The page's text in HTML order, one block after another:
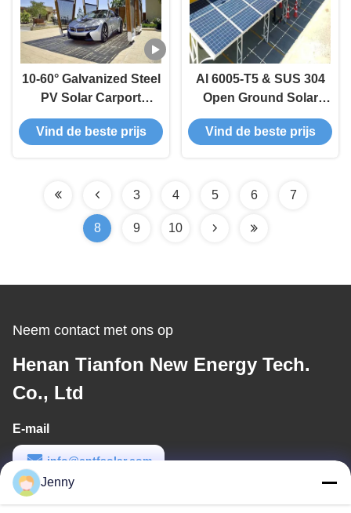
10-60° Galvanized Steel
PV Solar Carport
Mounting Systems
Vind de beste prijs
Al 6005-T5 & SUS 304
Open Ground Solar
Carport Mounting
System
Vind de beste prijs
3 4 5 6 7
8 9 10
Neem contact met ons op
Henan Tianfon New Energy Tech.
Co., Ltd
E-mail
info@cntfsolar.com
Werktijd
Jenny